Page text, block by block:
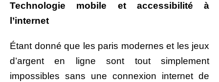
Technologie mobile et accessibilité à
l’internet
Étant donné que les paris modernes et les jeux
d’argent en ligne sont tout simplement
impossibles sans une connexion internet de